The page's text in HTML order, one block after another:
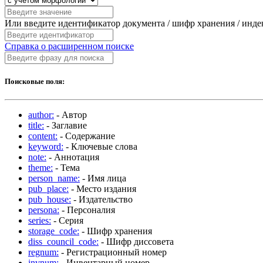
Или введите идентификатор документа / шифр хранения /
Справка о расширенном поиске
Поисковые поля:
author: - Автор
title: - Заглавие
content: - Содержание
keyword: - Ключевые слова
note: - Аннотация
theme: - Тема
person_name: - Имя лица
pub_place: - Место издания
pub_house: - Издательство
persona: - Персоналия
series: - Серия
storage_code: - Шифр хранения
diss_council_code: - Шифр диссовета
regnum: - Регистрационный номер